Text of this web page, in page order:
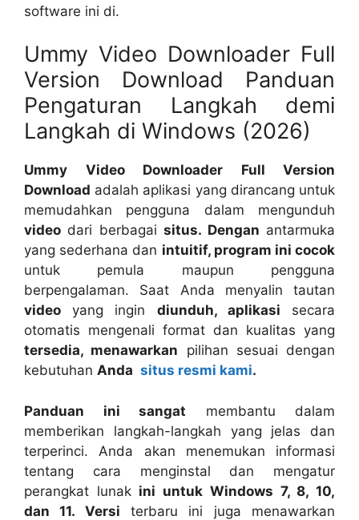
software ini di.
Ummy Video Downloader Full
Version Download Panduan
Pengaturan Langkah demi
Langkah di Windows (2026)
Ummy Video Downloader Full Version
Download adalah aplikasi yang dirancang untuk
memudahkan pengguna dalam mengunduh
video dari berbagaisitus. Dengan antarmuka
yang sederhana dan intuitif, program ini cocok
untuk pemula maupun pengguna
berpengalaman. Saat Anda menyalin tautan
video yang ingin diunduh, aplikasi secara
otomatis mengenali format dan kualitas yang
tersedia, menawarkan pilihan sesuai dengan
kebutuhan Anda situs resmi kami.
Panduan ini sangat membantu dalam
memberikan langkah-langkah yang jelas dan
terperinci. Anda akan menemukan informasi
tentang cara menginstal dan mengatur
perangkat lunak ini untuk Windows 7, 8, 10,
dan 11. Versi terbaru ini juga menawarkan